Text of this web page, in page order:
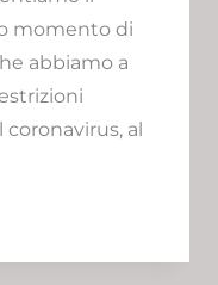
momento di
abbiamo a
al